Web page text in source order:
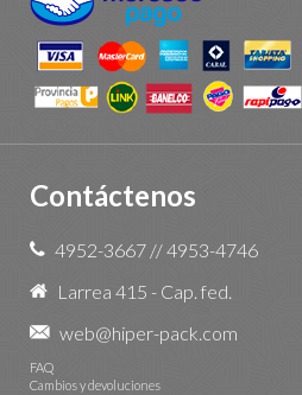
Contáctenos
4952-3667 //4953-4746
Larrea 415 - Cap. fed.
web@hiper-pack.com
FAQ
Cambios y devoluciones